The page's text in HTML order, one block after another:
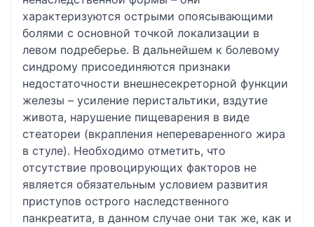
характеризуются острыми опоясывающими
болями с основной точкой локализации в
левом подреберье. В дальнейшем к болевому
синдрому присоединяются признаки
недостаточности внешнесекреторной функции
железы – усиление перистальтики, вздутие
живота, нарушение пищеварения в виде
стеатореи (вкрапления непереваренного жира
в стуле). Необходимо отметить, что
отсутствие провоцирующих факторов не
является обязательным условием развития
приступов острого наследственного
панкреатита, в данном случае они так же, как и